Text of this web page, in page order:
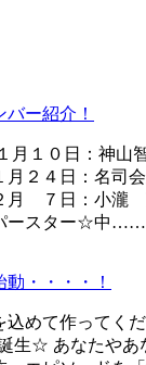
バー紹介！
１０日：神山智
月２４日：名司
月 ７日：小瀧
ースター☆中……
・・・・！
めて作ってくだ
生☆ あなたやあ